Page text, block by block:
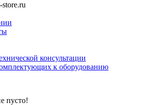
консультации
к оборудованию
пусто!